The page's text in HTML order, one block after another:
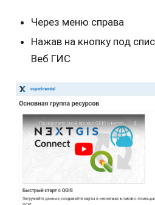
Через меню справа
Нажав на кнопку под
Веб ГИС